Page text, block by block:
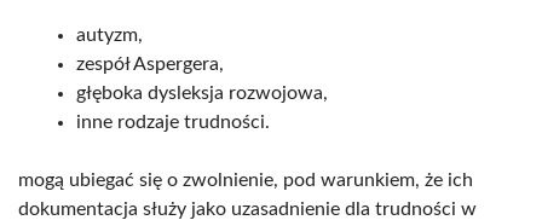
autyzm,
zespół Aspergera,
głęboka dysleksja rozwojowa,
inne rodzaje trudności.
mogą ubiegać się o zwolnienie, pod warunkiem, że ich
dokumentacja służy jako uzasadnienie dla trudności w